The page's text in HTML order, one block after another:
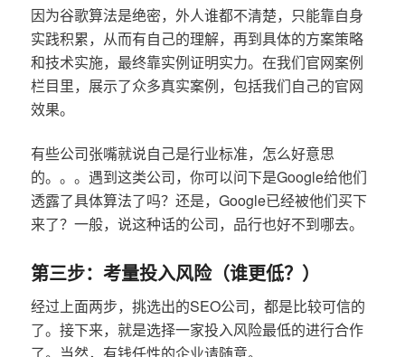
因为谷歌算法是绝密，外人谁都不清楚，只能靠自身
实践积累，从而有自己的理解，再到具体的方案策略
和技术实施，最终靠实例证明实力。在我们官网案例
栏目里，展示了众多真实案例，包括我们自己的官网
效果。
有些公司张嘴就说自己是行业标准，怎么好意思
的。。。遇到这类公司，你可以问下是Google给他们
透露了具体算法了吗？还是，Google已经被他们买下
来了？一般，说这种话的公司，品行也好不到哪去。
第三步：考量投入风险（谁更低？）
经过上面两步，挑选出的SEO公司，都是比较可信的
了。接下来，就是选择一家投入风险最低的进行合作